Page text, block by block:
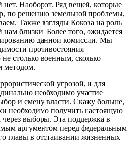
Наоборот. Ряд вещей, которые
по решению земельной проблемы,
Также взгляды Кокова на роль
близки. Более того, ожидается
данной комиссии. Мы
противостояния
столько военным, сколько
методом.
угрозой, и для
необходимо участие
и смену власти. Скажу больше,
необходимо получить настоящую
через выборы. Эта поддержка в
аргументом перед федеральным
главы в отстаивании жизненных